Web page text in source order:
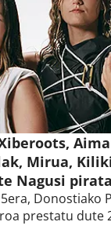
Xiberoots,
Mirua,
Nagusi
Donostiako
prestatu dute